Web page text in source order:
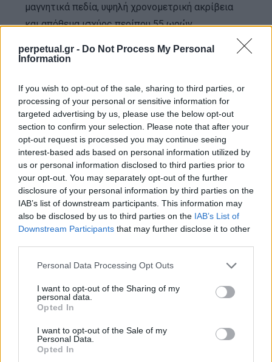
perpetual.gr - Do Not Process My Personal
Information
If you wish to opt-out of the sale, sharing to third parties, or
processing of your personal or sensitive information for
targeted advertising by us, please use the below opt-out
section to confirm your selection. Please note that after your
opt-out request is processed you may continue seeing
interest-based ads based on personal information utilized by
us or personal information disclosed to third parties prior to
your opt-out. You may separately opt-out of the further
disclosure of your personal information by third parties on the
IAB’s list of downstream participants. This information may
also be disclosed by us to third parties on the IAB’s List of
Downstream Participants that may further disclose it to other
Personal Data Processing Opt Outs
I want to opt-out of the Sharing of my
personal data.
Opted In
I want to opt-out of the Sale of my
Personal Data.
Opted In
μαγνητικά πεδία, υψηλή χρονομετρική ακρίβεια
και απόθεμα ισχύος περίπου 55 ωρών.
Η αδιαβροχοποίηση παραμένει στα 300 μέτρα,
υπενθυμίζοντας ότι πίσω από τη λευκή, σχεδόν
«αλπική» εμφάνιση βρίσκεται ένα πλήρως
λειτουργικό επαγγελματικό καταδυτικό ρολόι.
Η σχέση της OMEGA με τους
Ολυμπιακούς Αγώνες
Για να κατανοήσει κανείς γιατί η OMEGA συνεχίζει
να δημιουργεί ολυμπιακές εκδόσεις, πρέπει να
Το 1932, στους Ολυμπιακούς Αγώνες του Λος
Άντζελες, η ελβετική εταιρεία ανέλαβε για πρώτη
έναν αιώνα αργότερα, παραμένει η εταιρεία που
βρίσκεται πίσω από τη χρονομέτρηση των